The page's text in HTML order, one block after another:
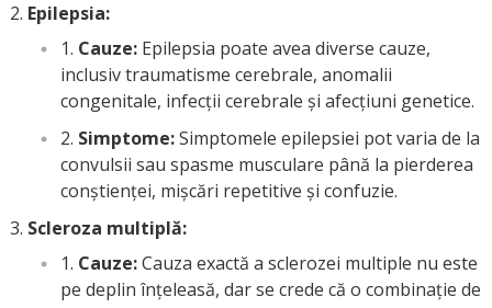
Epilepsia:
Cauze:Epilepsia poate avea diverse cauze,
inclusiv traumatisme cerebrale, anomalii
congenitale, infecții cerebrale și afecțiuni genetice.
Simptome:Simptomele epilepsiei pot varia de la
convulsii sau spasme musculare până la pierderea
conștienței, mișcări repetitive și confuzie.
Scleroza multiplă:
Cauze:Cauza exactă a sclerozei multiple nu este
pe deplin înțeleasă, dar se crede că o combinație de